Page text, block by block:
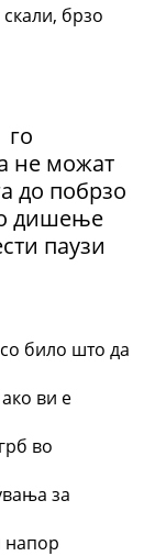
брзо
го
не можат
до побрзо
дишење
паузи
било што да
ви е
во
за
напор